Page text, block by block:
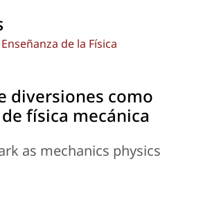
de la Física
diversiones como
física mecánica
as mechanics physics